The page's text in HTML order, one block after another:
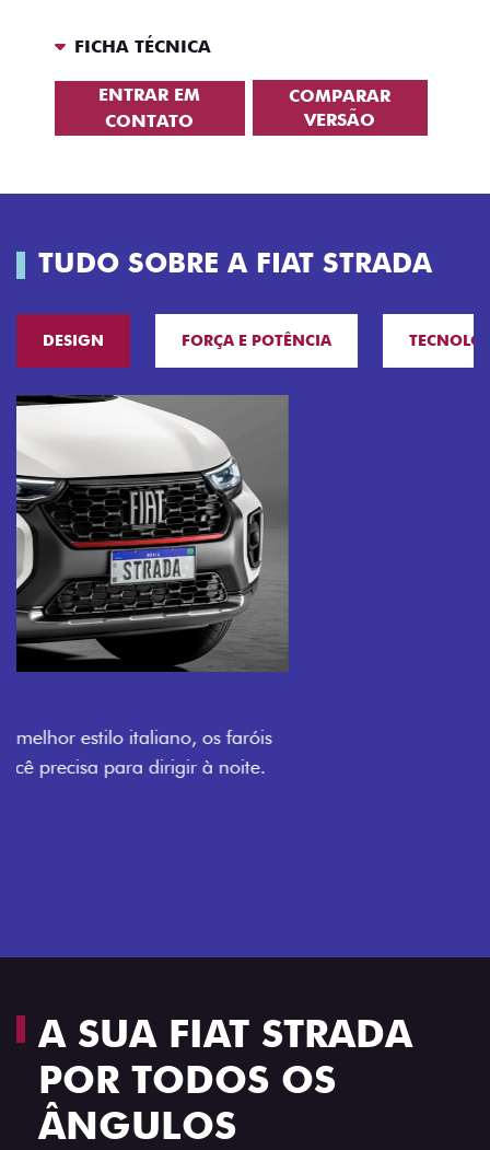
FICHA TÉCNICA
ENTRAR EM
CONTATO
COMPARAR
VERSÃO
TUDO SOBRE A FIAT STRADA
DESIGN FORÇA E POTÊNCIA
PORTAS
Todo mundo pode viajar confortável na Fiat Strada,
A SUA FIAT STRADA
POR TODOS OS
ÂNGULOS